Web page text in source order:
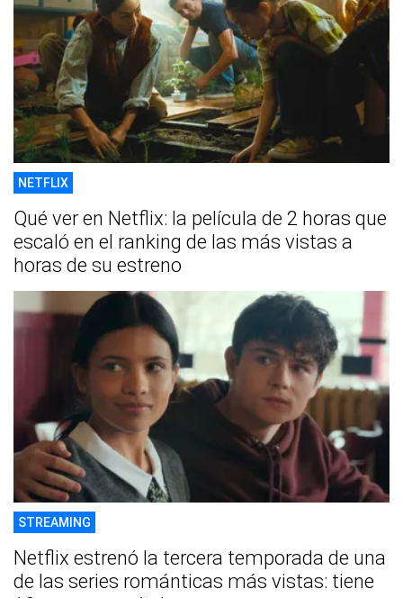
NETFLIX
Qué ver en Netflix: la película de 2 horas que
escaló en el ranking de las más vistas a
horas de su estreno
STREAMING
Netflix estrenó la tercera temporada de una
de las series románticas más vistas: tiene